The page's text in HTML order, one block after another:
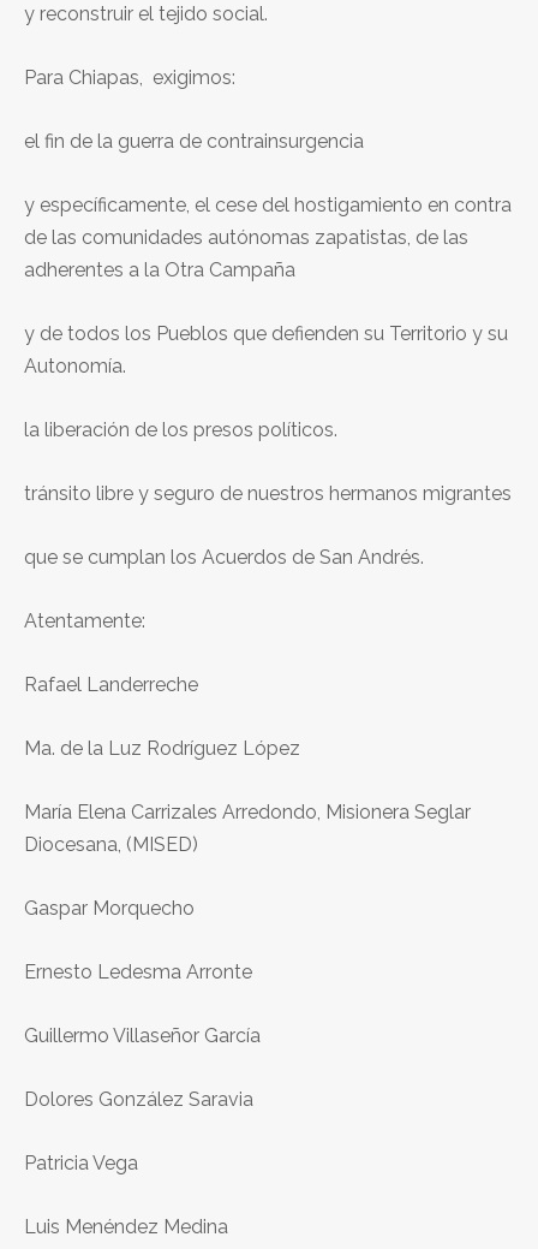
y reconstruir el tejido social.
Para Chiapas, exigimos:
el fin de la guerra de contrainsurgencia
y específicamente, el cese del hostigamiento en contra
de las comunidades autónomas zapatistas, de las
adherentes a la Otra Campaña
y de todos los Pueblos que defienden su Territorio y su
Autonomía.
la liberación de los presos políticos.
tránsito libre y seguro de nuestros hermanos migrantes
que se cumplan los Acuerdos de San Andrés.
Atentamente:
Rafael Landerreche
Ma. de la Luz Rodríguez López
María Elena Carrizales Arredondo, Misionera Seglar
Diocesana, (MISED)
Gaspar Morquecho
Ernesto Ledesma Arronte
Guillermo Villaseñor García
Dolores González Saravia
Patricia Vega
Luis Menéndez Medina